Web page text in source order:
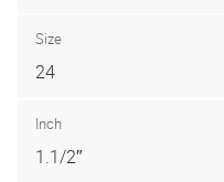
Size
24
Inch
1.1/2″